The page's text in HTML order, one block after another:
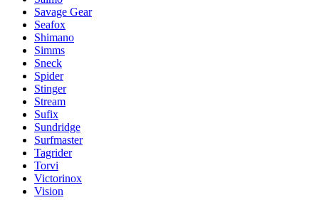
Savage Gear
Seafox
Shimano
Simms
Sneck
Spider
Stinger
Stream
Sufix
Sundridge
Surfmaster
Tagrider
Torvi
Victorinox
Vision